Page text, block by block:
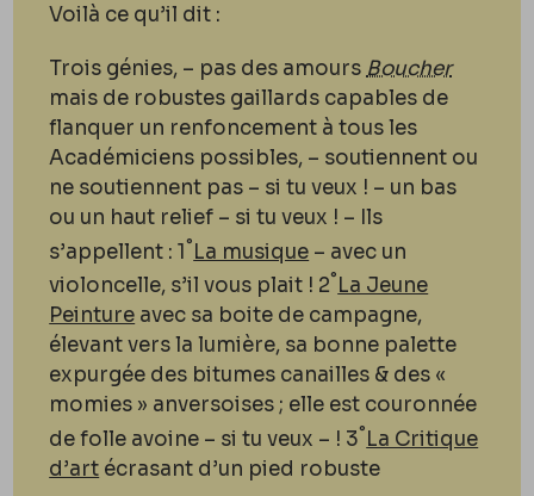
Voilà ce qu’il dit :
Trois génies, – pas des amours Boucher
mais de robustes gaillards capables de
flanquer un renfoncement à tous les
Académiciens possibles, – soutiennent ou
ne soutiennent pas – si tu veux ! – un bas
ou un haut relief – si tu veux ! – Ils
s’appellent : 1°La musique – avec un
violoncelle, s’il vous plait ! 2° La Jeune
Peinture avec sa boite de campagne,
élevant vers la lumière, sa bonne palette
expurgée des bitumes canailles & des «
momies » anversoises ; elle est couronnée
de folle avoine – si tu veux – ! 3°La Critique
d’art écrasant d’un pied robuste